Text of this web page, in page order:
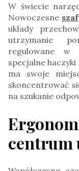
W świecie
Nowoczesne
układy
utrzymanie
regulowane w
specjalne
ma swoje
skoncentrować
na szukanie
centrum